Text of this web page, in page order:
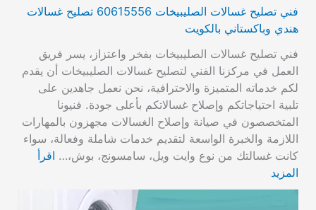
فني تصليح غسالات الصليبيخات 60615556 تصليح غسالات
هندي وباكستاني بالكويت
فني تصليح غسالات الصليبيخات بفخر واعتزاز، يسر فريق
العمل في مركزنا الفني لتصليح غسالات الصليبيخات أن يقدم
لكم خدماته المتميزة والاحترافية، نحن نعمل جاهدين على
تلبية احتياجاتكم وإصلاح غسالاتكم بأعلى جودة. فنيونا
المتخصصون في صيانة وإصلاح الغسالات مجهزون بالمهارات
اللازمة والخبرة الواسعة لتقديم خدمات شاملة وفعالة، سواء
كانت غسالتك من نوع وايت ويل، سامسونج، بوش،… اقرأ
المزيد